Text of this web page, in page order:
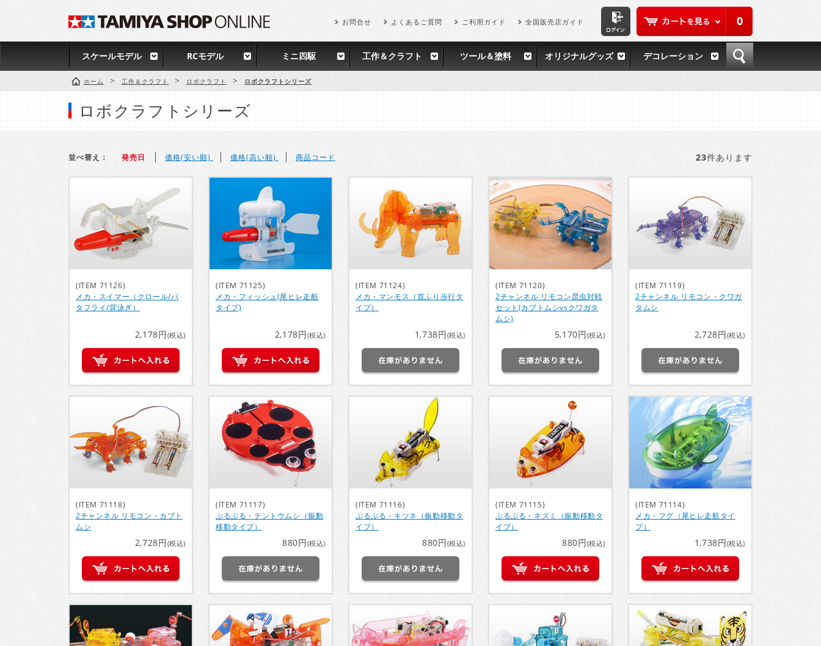
0
お問合せ よくあるご質問 ご利用ガイド 全国販売店ガイド
スケールモデル RCモデル ミニ四駆 工作＆クラフト ツール＆塗料 オリジナルグッズ デコレーション
ロボクラフトシリーズ
ホーム > 工作＆クラフト > ロボクラフト > ロボクラフトシリーズ
並べ替え： 発売日 価格(安い順) 価格(高い順) 商品コード 23件あります
(ITEM 71126)
メカ・スイマー（クロール/バ
タフライ/背泳ぎ）
2,178円(税込)
(ITEM 71125)
メカ・フィッシュ(尾ヒレ走航
タイプ)
2,178円(税込)
(ITEM 71124)
メカ・マンモス（首ふり歩行タ
イプ）
1,738円(税込)
(ITEM 71120)
2チャンネル リモコン昆虫対戦
セット(カブトムシvsクワガタ
ムシ)
5,170円(税込)
(ITEM 71119)
2チャンネル リモコン・クワガ
タムシ
2,728円(税込)
(ITEM 71118)
2チャンネル リモコン・カブト
ムシ
2,728円(税込)
(ITEM 71117)
ぷるぷる・テントウムシ（振動
移動タイプ）
880円(税込)
(ITEM 71116)
ぷるぷる・キツネ（振動移動タ
イプ）
880円(税込)
(ITEM 71115)
ぷるぷる・ネズミ（振動移動タ
イプ）
880円(税込)
(ITEM 71114)
メカ・フグ（尾ヒレ走航タイ
プ）
1,738円(税込)